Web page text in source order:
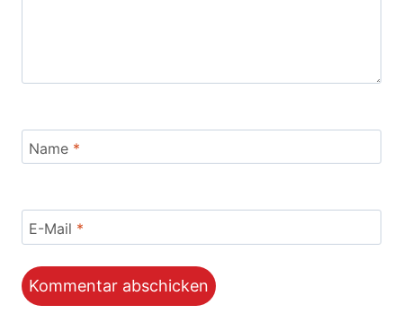
Name *
E-Mail *